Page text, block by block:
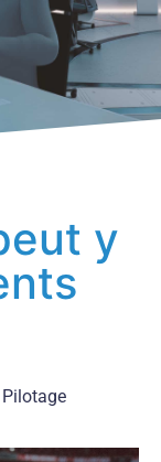
y
Pilotage